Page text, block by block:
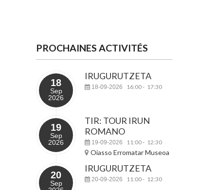
PROCHAINES ACTIVITÉS
18
Sep
2026
IRUGURUTZETA
18-09-2026 16:00- 17:30
19
Sep
2026
TIR: TOUR IRUN
ROMANO
19-09-2026 11:00- 12:30
Oiasso Erromatar Museoa
20
Sep
IRUGURUTZETA
20-09-2026 11:00- 12:30